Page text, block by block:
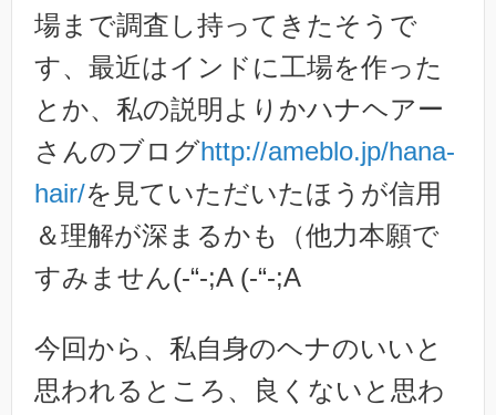
場まで調査し持ってきたそうで
す、最近はインドに工場を作った
とか、私の説明よりかハナヘアー
さんのブログhttp://ameblo.jp/hana-
hair/を見ていただいたほうが信用
＆理解が深まるかも（他力本願で
すみません(-“-;A (-“-;A
今回から、私自身のヘナのいいと
思われるところ、良くないと思わ